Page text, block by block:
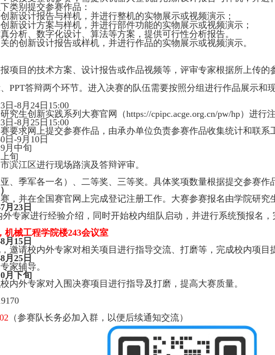
类别提交参赛作品：
新设计报告与样机，并进行整机的实物展示或视频演示；
新设计方案与样机，并进行部件功能的实物展示或视频演示；
分析、数字化设计、算法等方案，提供可行性分析报告。
的创新设计报告或样机，并进行作品的实物展示或视频演示。
项目的技术方案、设计报告或作品视频等，评审专家根据所上传
PPT答辩两个环节。进入决赛的队伍需要按照分组进行作品展示和
日-8月24 日 15:00
究生创新实践系列大赛官网（https://cpipc.acge.org.cn/pw/hp）进行
日-8月25 日 15:00
要求网上提交参赛作品，由承办单位负责参赛作品收集统计和联系
日-9月 10 日
9月中旬
旬
滨江区进行现场路演及答辩评审。
、季军各一名）、二等奖、三等奖。具体奖项数量根据提交参赛作
）
，并在全国赛官网上完成登记注册工作。大赛参赛报名由学院研
7月23 日
外专家进行经验介绍，同时开始校内组队启动，并进行系统预报名
，机械工程学院楼243会议室
8月 15 日
邀请校内外专家对相关项目进行指导交流、打磨等，完成校内项目
8月25 日
家辅导。
月下旬
内外专家对入围决赛项目进行指导及打磨，提高大赛质量。
（参赛队长务必加入群，以便后续通知交流）